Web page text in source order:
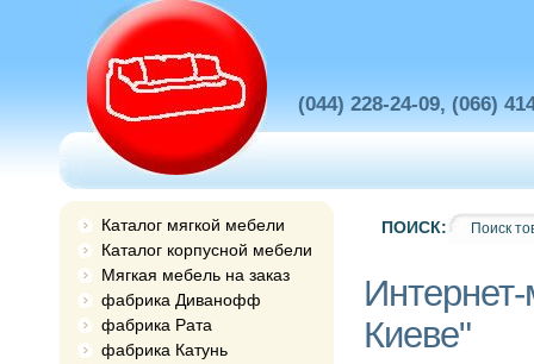
(044) 228-24-09, (066)
Каталог мягкой мебели
Каталог корпусной мебели
Мягкая мебель на заказ
фабрика Диванофф
фабрика Рата
фабрика Катунь
ПОИСК:
Киеве"